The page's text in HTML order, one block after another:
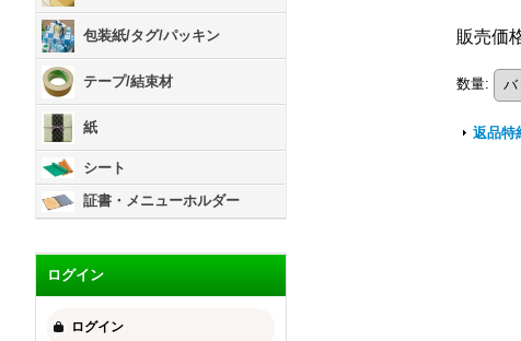
包装紙/タグ/パッキン
テープ/結束材
紙
シート
証書・メニューホルダー
ログイン
ログイン
販売価
数量:
返品特